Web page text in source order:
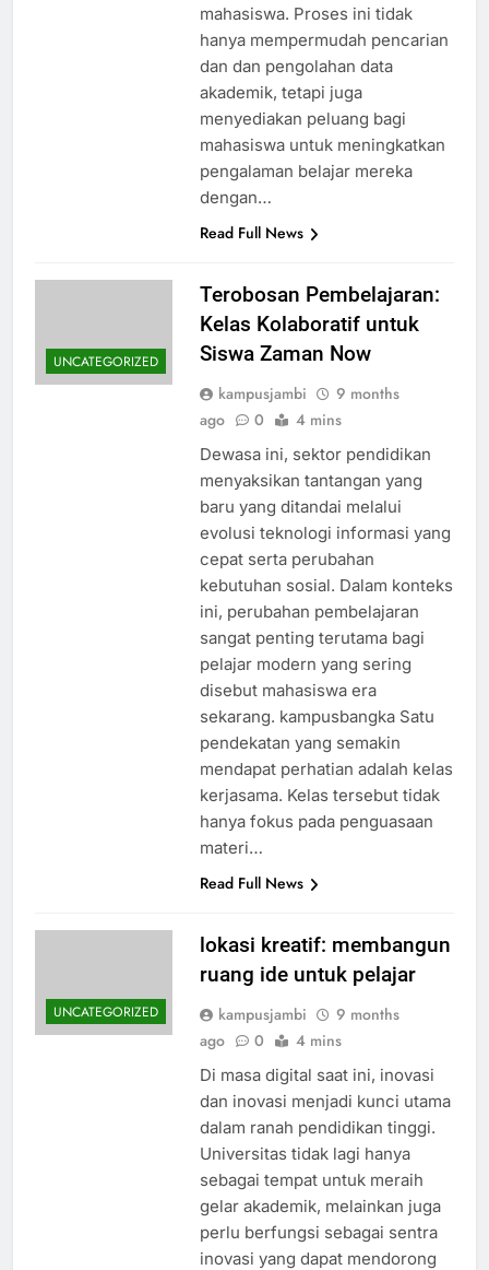
mahasiswa. Proses ini tidak
hanya mempermudah pencarian
dan dan pengolahan data
akademik, tetapi juga
menyediakan peluang bagi
mahasiswa untuk meningkatkan
pengalaman belajar mereka
dengan…
Read Full News
UNCATEGORIZED
Terobosan Pembelajaran:
Kelas Kolaboratif untuk
Siswa Zaman Now
kampusjambi
9 months
ago
0 4 mins
Dewasa ini, sektor pendidikan
menyaksikan tantangan yang
baru yang ditandai melalui
evolusi teknologi informasi yang
cepat serta perubahan
kebutuhan sosial. Dalam konteks
ini, perubahan pembelajaran
sangat penting terutama bagi
pelajar modern yang sering
disebut mahasiswa era
sekarang. kampusbangka Satu
pendekatan yang semakin
mendapat perhatian adalah kelas
kerjasama. Kelas tersebut tidak
hanya fokus pada penguasaan
materi…
Read Full News
UNCATEGORIZED
lokasi kreatif: membangun
ruang ide untuk pelajar
kampusjambi
9 months
ago
0 4 mins
Di masa digital saat ini, inovasi
dan inovasi menjadi kunci utama
dalam ranah pendidikan tinggi.
Universitas tidak lagi hanya
sebagai tempat untuk meraih
gelar akademik, melainkan juga
perlu berfungsi sebagai sentra
inovasi yang dapat mendorong